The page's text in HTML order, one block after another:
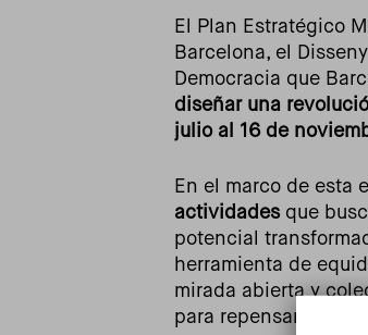
El Plan Estratégico
Barcelona, el
Democracia que
diseñar una
julio al 16 de
En el marco de esta
actividadesque
potencial
herramienta de
mirada abierta y
para repensar los